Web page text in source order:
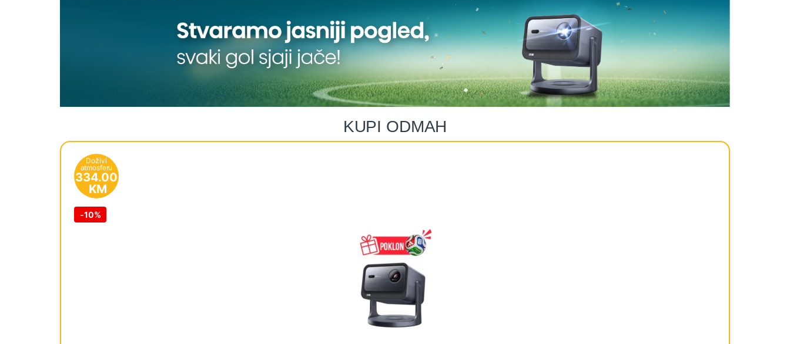
KUPI ODMAH
Doživi
atmosferu
334.00
KM
-10%